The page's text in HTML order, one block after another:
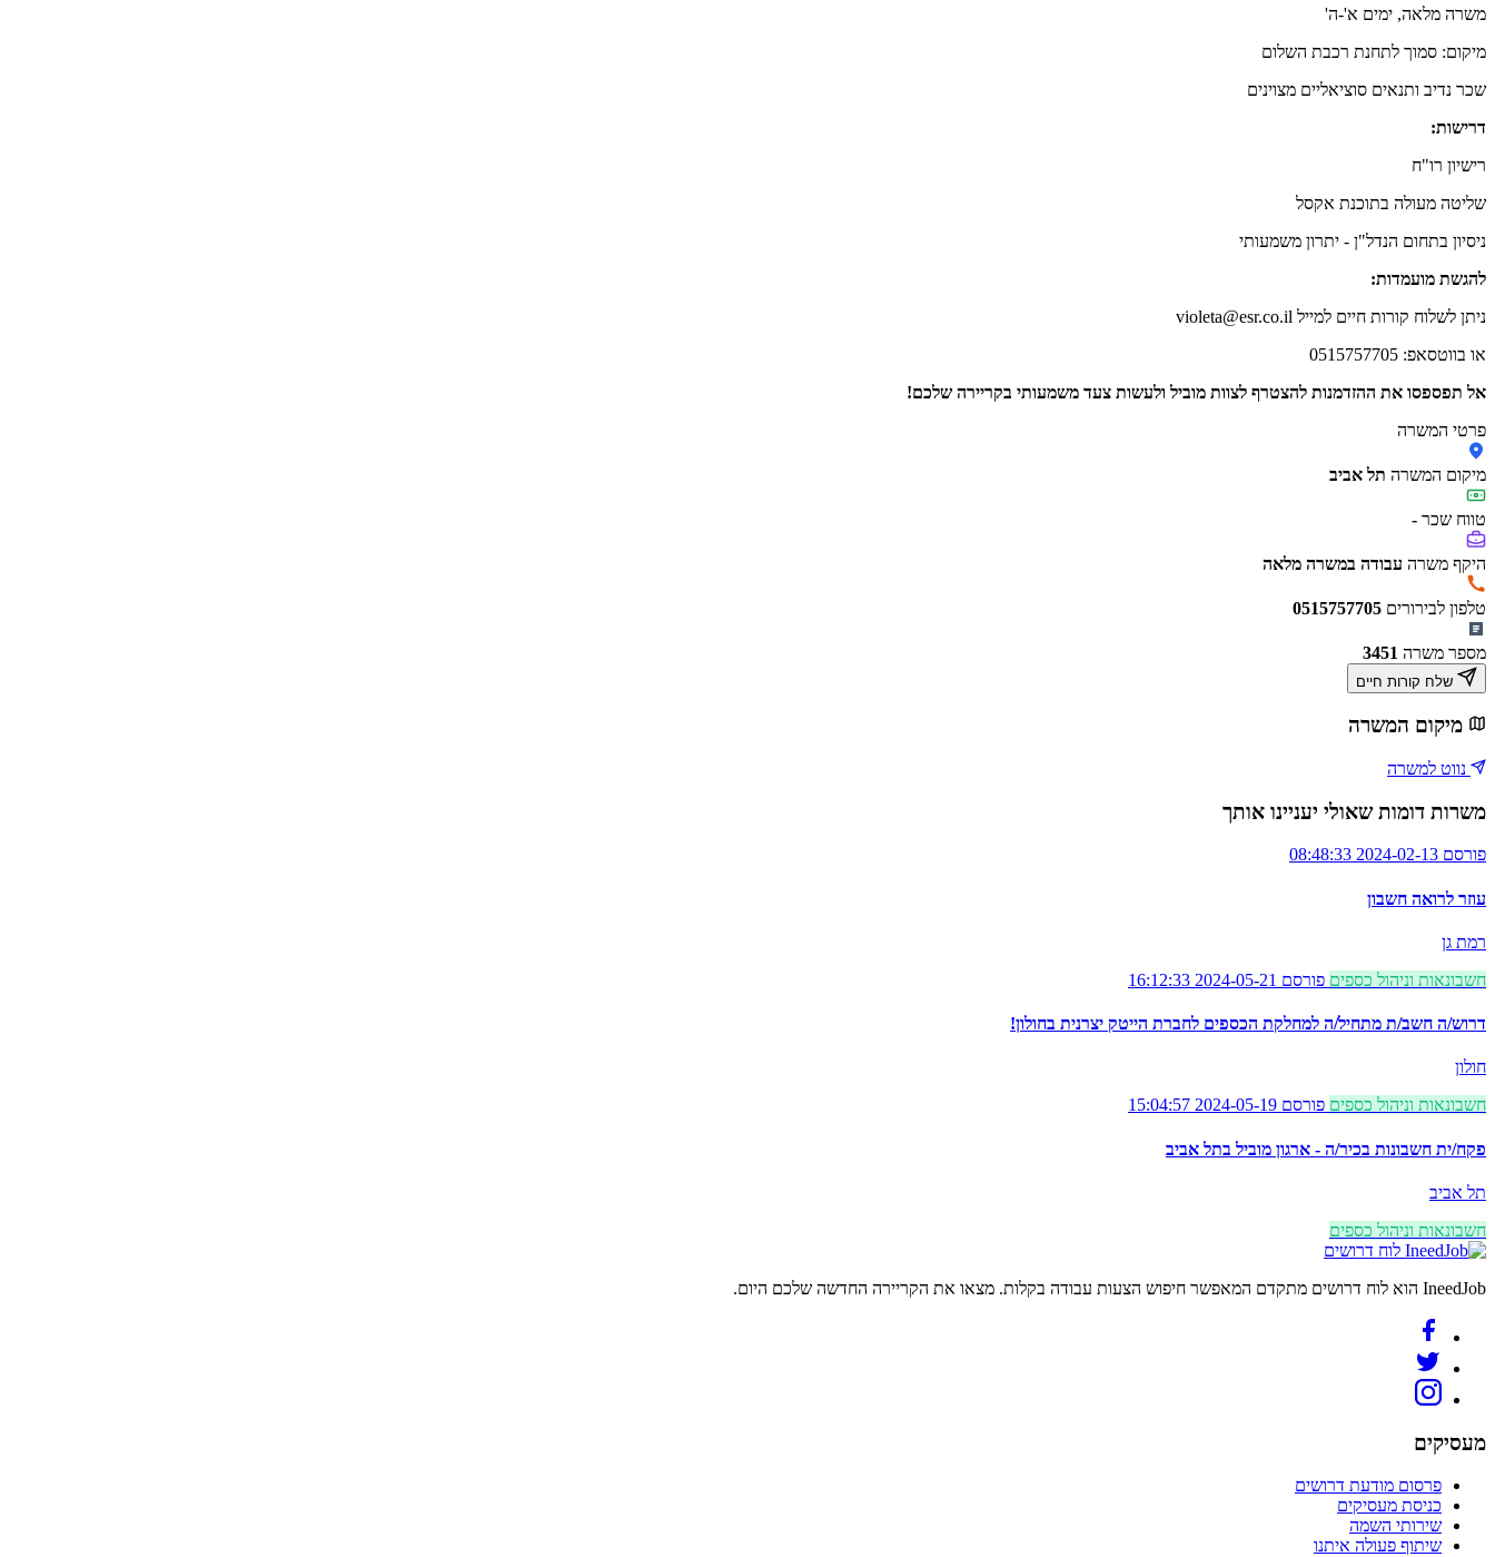
משרה מלאה, ימים א'-ה'
מיקום: סמוך לתחנת רכבת השלום
שכר נדיב ותנאים סוציאליים מצוינים
דרישות:
רישיון רו"ח
שליטה מעולה בתוכנת אקסל
ניסיון בתחום הנדל"ן - יתרון משמעותי
להגשת מועמדות:
ניתן לשלוח קורות חיים למייל violeta@esr.co.il
או בווטסאפ: 0515757705
אל תפספסו את ההזדמנות להצטרף לצוות מוביל ולעשות צעד משמעותי בקריירה שלכם!
פרטי המשרה
מיקום המשרה תל אביב
טווח שכר -
היקף משרה עבודה במשרה מלאה
טלפון לבירורים 0515757705
מספר משרה 3451
מיקום המשרה
נווט למשרה
משרות דומות שאולי יעניינו אותך
פורסם 2024-02-13 08:48:33
עוזר לרואה חשבון
רמת גן
חשבונאות וניהול כספים פורסם 2024-05-21 16:12:33
דרוש/ה חשב/ת מתחיל/ה למחלקת הכספים לחברת הייטק יצרנית בחולון!
חולון
חשבונאות וניהול כספים פורסם 2024-05-19 15:04:57
פקח/ית חשבונות בכיר/ה - ארגון מוביל בתל אביב
תל אביב
חשבונאות וניהול כספים
לוח דרושים
IneedJob הוא לוח דרושים מתקדם המאפשר חיפוש הצעות עבודה בקלות. מצאו את הקריירה החדשה שלכם היום.
מעסיקים
פרסום מודעת דרושים
כניסת מעסיקים
שירותי השמה
שיתוף פעולה איתנו